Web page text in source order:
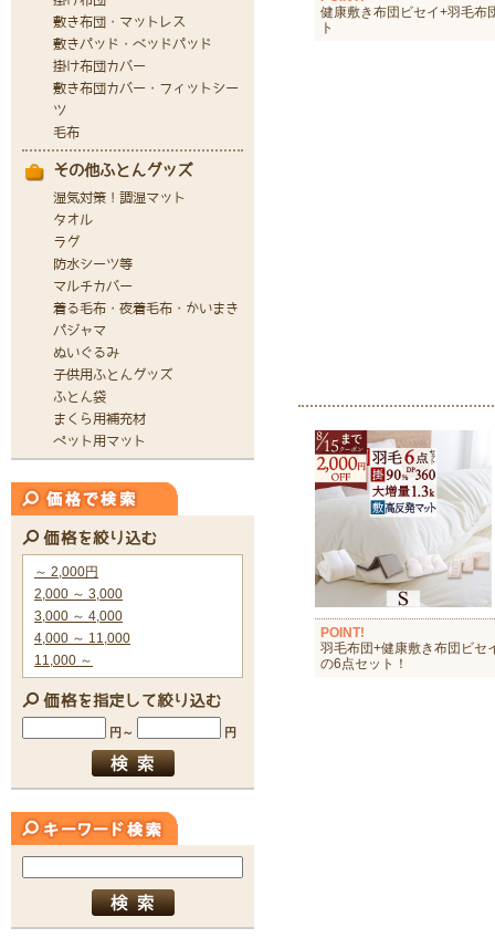
健康敷き布団ビセイ+羽毛布
ト
POINT!
羽毛布団+健康敷き布団ビセ
の6点セット！